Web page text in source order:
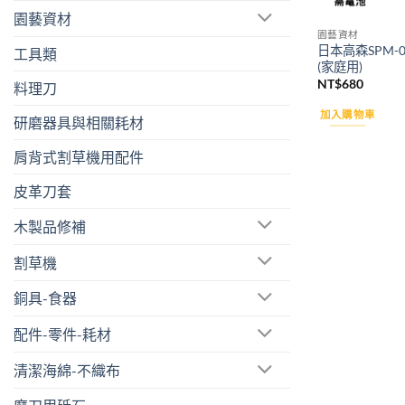
園藝資材
工具類
料理刀
研磨器具與相關耗材
肩背式割草機用配件
皮革刀套
木製品修補
割草機
銅具-食器
配件-零件-耗材
清潔海綿-不織布
園藝資材
日本高森
(家庭用)
NT$680
加入購物車